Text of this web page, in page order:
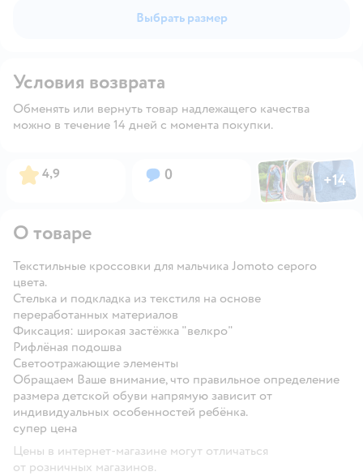
Выбрать размер
Условия возврата
Обменять или вернуть товар надлежащего качества
можно в течение 14 дней с момента покупки.
Рейтинг:
4,9 Вопросов:
0 ФотоФотоФото
+14
Открыть
О товаре
Текстильные кроссовки для мальчика Jomoto серого
цвета.
Стелька и подкладка из текстиля на основе
переработанных материалов
Фиксация: широкая застёжка "велкро"
Рифлёная подошва
Светоотражающие элементы
Обращаем Ваше внимание, что правильное определение
размера детской обуви напрямую зависит от
индивидуальных особенностей ребёнка.
супер цена
Цены в интернет-магазине могут отличаться
от розничных магазинов.